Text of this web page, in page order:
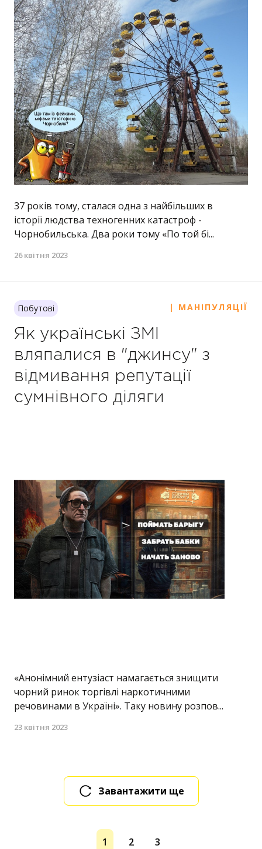
37 років тому, сталася одна з найбільших в
історії людства техногенних катастроф -
Чорнобильська. Два роки тому «По той бі...
26 квітня 2023
Побутові | МАНІПУЛЯЦІЇ
Як українські ЗМІ
вляпалися в "джинсу" з
відмивання репутації
сумнівного діляги
«Анонімний ентузіаст намагається знищити
чорний ринок торгівлі наркотичними
речовинами в Україні». Таку новину розпов...
23 квітня 2023
Завантажити ще
1 2 3